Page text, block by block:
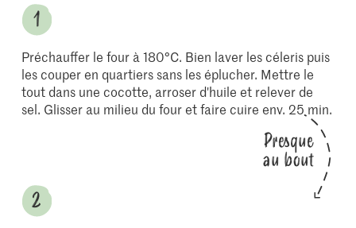
Préchauffer le four à 180°C. Bien laver les céleris puis
les couper en quartiers sans les éplucher. Mettre le
tout dans une cocotte, arroser d'huile et relever de
sel. Glisser au milieu du four et faire cuire env. 25 min.
Presque
au bout